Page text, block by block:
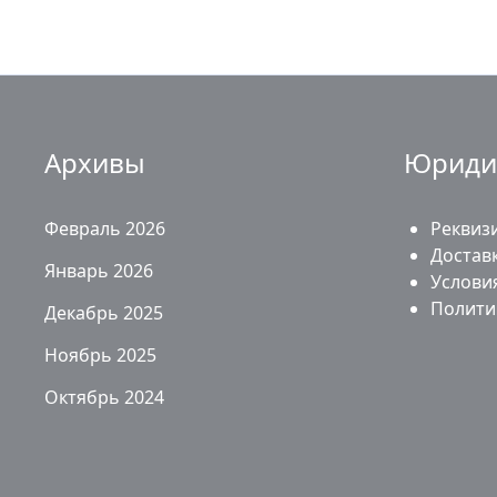
Архивы
Февраль 2026
Январь 2026
Декабрь 2025
Ноябрь 2025
Октябрь 2024